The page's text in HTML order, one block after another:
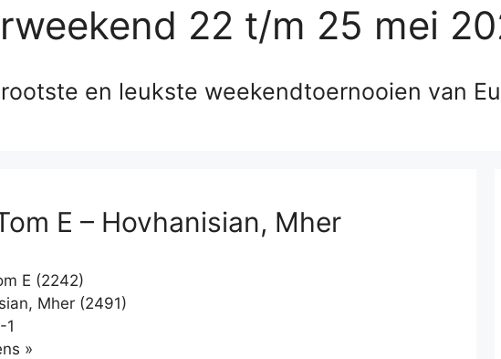
22 t/m 25 mei
en leukste weekendtoernooien van
E – Hovhanisian, Mher
E (2242)
Mher (2491)
1
»